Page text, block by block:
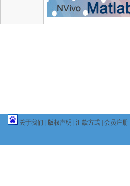
关于我们 版权声明 汇款方式 会员注册